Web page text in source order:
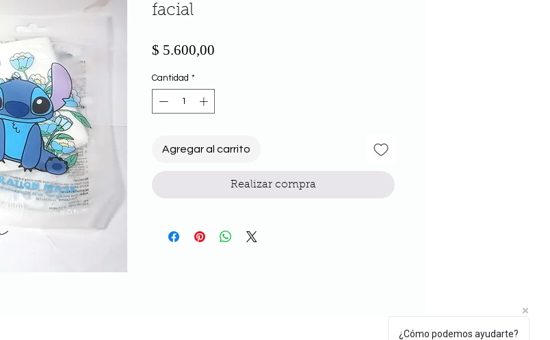
facial
$ 5.600,00
Cantidad *
Agregar al carrito
Realizar compra
¿Cómo podemos ayudarte?